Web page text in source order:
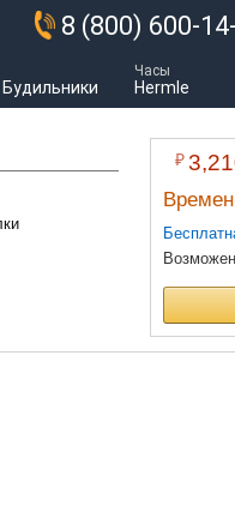
8 (800) 600-
Будильники
Часы
Hermle
₽